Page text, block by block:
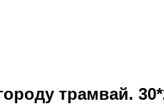
трамвай.